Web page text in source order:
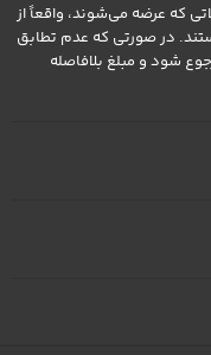
که عرضه می‌شوند، واقعاً از
در صورتی که عدم تطابق
شود و مبلغ بلافاصله